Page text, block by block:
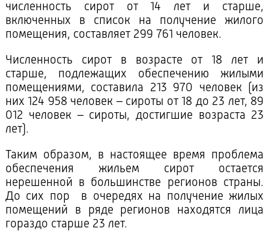
численность сирот от 14 лет и старше,
включенных в список на получение жилого
помещения, составляет 299 761 человек.
Численность сирот в возрасте от 18 лет и
старше, подлежащих обеспечению жилыми
помещениями, составила 213 970 человек (из
них 124 958 человек – сироты от 18 до 23 лет, 89
012 человек – сироты, достигшие возраста 23
лет).
Таким образом, в настоящее время проблема
обеспечения жильем сирот остается
нерешенной в большинстве регионов страны.
До сих пор в очередях на получение жилых
помещений в ряде регионов находятся лица
гораздо старше 23 лет.